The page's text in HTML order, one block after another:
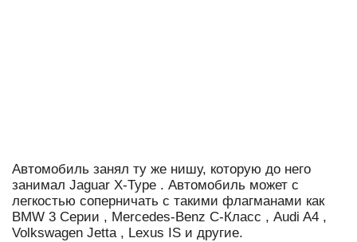
Автомобиль занял ту же нишу, которую до него
занимал Jaguar X-Type . Автомобиль может с
легкостью соперничать с такими флагманами как
BMW 3 Серии , Mercedes-Benz C-Класс , Audi A4 ,
Volkswagen Jetta , Lexus IS и другие.